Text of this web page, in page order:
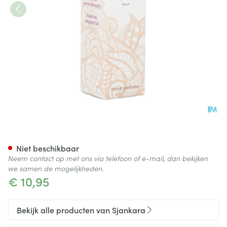
€ 10,95
Niet beschikbaar
Neem contact op met ons via telefoon of e-mail, dan bekijken
we samen de mogelijkheden.
Bekijk alle producten van Sjankara